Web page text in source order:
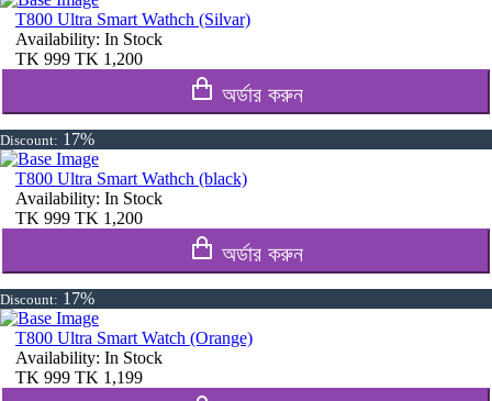
T800 Ultra Smart Wathch (Silvar)
Availability: In Stock
TK 999 TK 1,200
অর্ডার করুন
Discount: 17%
T800 Ultra Smart Wathch (black)
Availability: In Stock
TK 999 TK 1,200
অর্ডার করুন
Discount: 17%
T800 Ultra Smart Watch (Orange)
Availability: In Stock
TK 999 TK 1,199